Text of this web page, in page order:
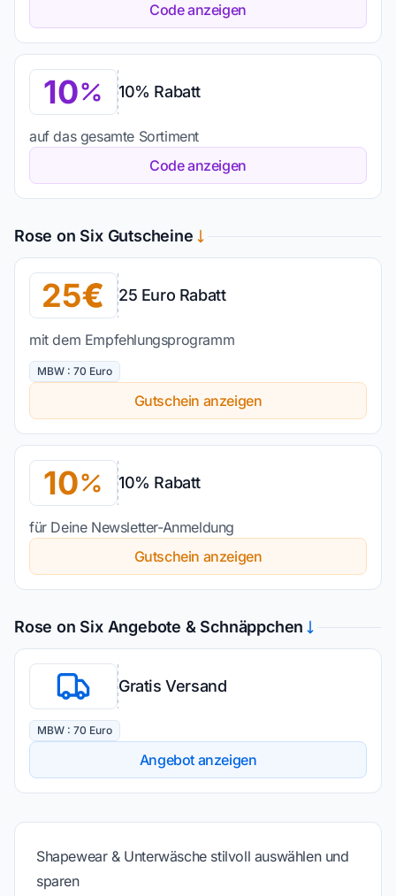
Code anzeigen
10 10% Rabatt
auf das gesamte Sortiment
Code anzeigen
Rose on Six Gutscheine
25 25 Euro Rabatt
mit dem Empfehlungsprogramm
MBW : 70 Euro
Gutschein anzeigen
10 10% Rabatt
für Deine Newsletter-Anmeldung
Gutschein anzeigen
Rose on Six Angebote & Schnäppchen
Gratis Versand
MBW : 70 Euro
Angebot anzeigen
Shapewear & Unterwäsche stilvoll auswählen und
sparen